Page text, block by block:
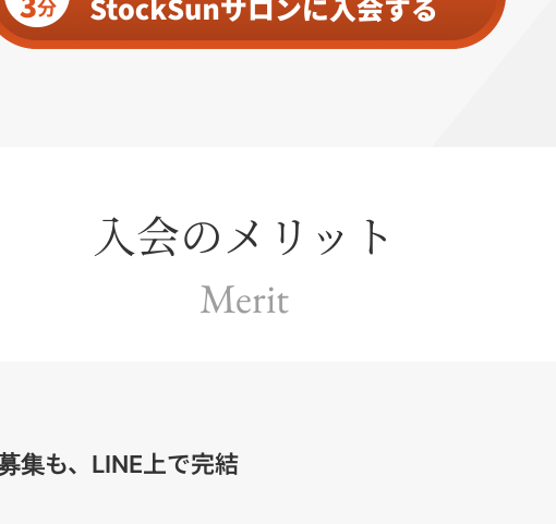
入会のメリット
Merit
集も、LINE上で完結